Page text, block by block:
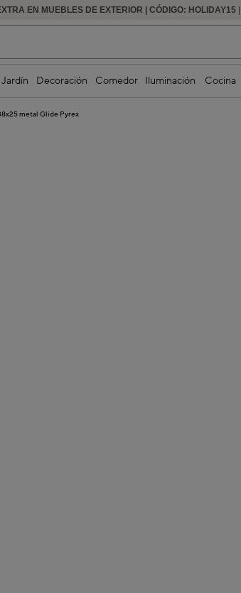
EN MUEBLES DE EXTERIOR | CÓDIGO: HOLIDAY15
HASTA -60% DE DESCUENTO | SEGUNDAS
Jardín Decoración Comedor Iluminación Cocina
metal Glide Pyrex